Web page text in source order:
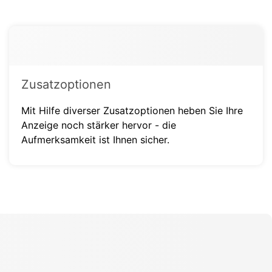
Zusatzoptionen
Mit Hilfe diverser Zusatzoptionen heben Sie Ihre
Anzeige noch stärker hervor - die
Aufmerksamkeit ist Ihnen sicher.